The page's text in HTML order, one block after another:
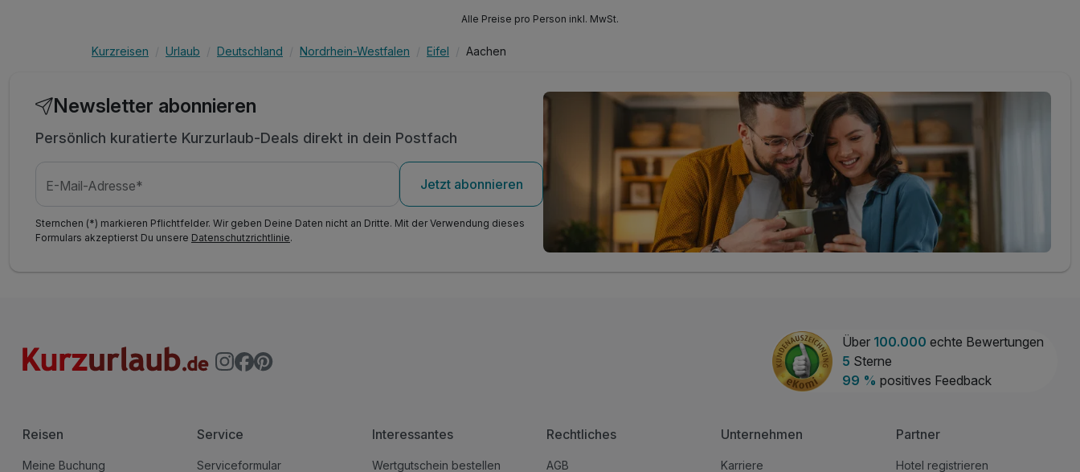
Alle Preise pro Person inkl. MwSt.
Kurzreisen Urlaub Deutschland Nordrhein-Westfalen Eifel Aachen
Newsletter abonnieren
Persönlich kuratierte Kurzurlaub-Deals direkt in dein Postfach
E-Mail-Adresse* Jetzt abonnieren
Sternchen (*) markieren Pflichtfelder. Wir geben Deine Daten nicht an Dritte. Mit der Verwendung dieses
Formulars akzeptierst Du unsere Datenschutzrichtlinie.
Über 100.000 echte Bewertungen
5 Sterne
99 % positives Feedback
Reisen
Meine Buchung
Service
Serviceformular
Interessantes
Wertgutschein bestellen
Rechtliches
AGB
Unternehmen
Karriere
Partner
Hotel registrieren